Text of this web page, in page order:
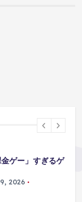
ゲー」すぎるゲ
2026